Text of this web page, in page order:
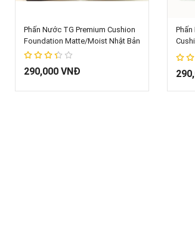
Phấn Nước TG Premium Cushion
Foundation Matte/Moist Nhật Bản
67%
290,000 VNĐ
Phấn
67%